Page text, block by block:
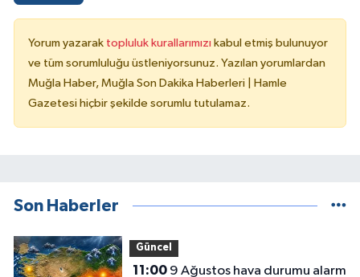
Yorum yazarak topluluk kurallarımızı kabul etmiş bulunuyor
ve tüm sorumluluğu üstleniyorsunuz. Yazılan yorumlardan
Muğla Haber, Muğla Son Dakika Haberleri | Hamle
Gazetesi hiçbir şekilde sorumlu tutulamaz.
Son Haberler
Güncel
11:009 Ağustos hava durumu alarm